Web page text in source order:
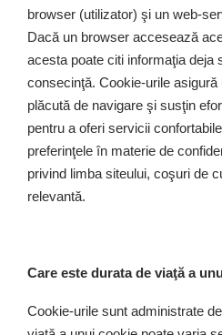
browser (utilizator) şi un web-
Dacă un browser accesează
acesta poate citi informaţia deja
consecinţă. Cookie-urile
plăcută de navigare şi susţin
pentru a oferi servicii
preferinţele în materie de
privind limba siteului, coşuri de
relevantă.
Care este durata de viaţă a
Cookie-urile sunt administrate